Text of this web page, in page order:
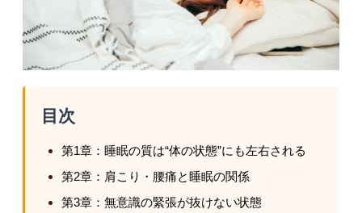
目次
第1章：睡眠の質は“体の状態”にも左右される
第2章：肩こり・腰痛と睡眠の関係
第3章：無意識の緊張が抜けない状態